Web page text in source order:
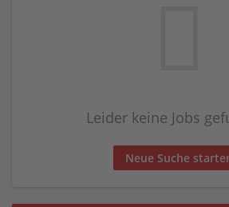
Leider keine Jobs
Neue Suche